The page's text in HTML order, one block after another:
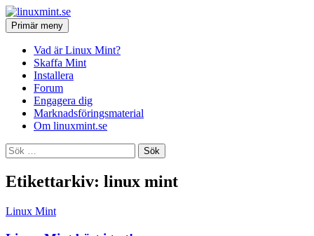
Hoppa
till
innehåll
linuxmint.se
SökPrimär meny
Vad är Linux Mint?
Skaffa Mint
Installera
Forum
Engagera dig
Marknadsföringsmaterial
Om linuxmint.se
Sök
efter:
Etikettarkiv: linux mint
Linux Mint